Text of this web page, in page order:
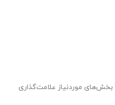
بخش‌های موردنیاز علامت‌گذاری